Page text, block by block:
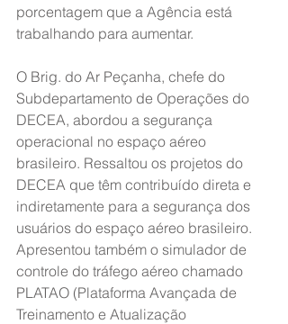
porcentagem que a Agência está
trabalhando para aumentar.
O Brig. do Ar Peçanha, chefe do
Subdepartamento de Operações do
DECEA, abordou a segurança
operacional no espaço aéreo
brasileiro. Ressaltou os projetos do
DECEA que têm contribuído direta e
indiretamente para a segurança dos
usuários do espaço aéreo brasileiro.
Apresentou também o simulador de
controle do tráfego aéreo chamado
PLATAO (Plataforma Avançada de
Treinamento e Atualização